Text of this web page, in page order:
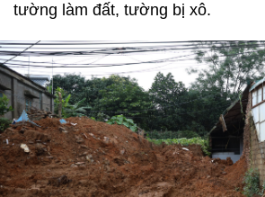
tường làm đất, tường bị xô.